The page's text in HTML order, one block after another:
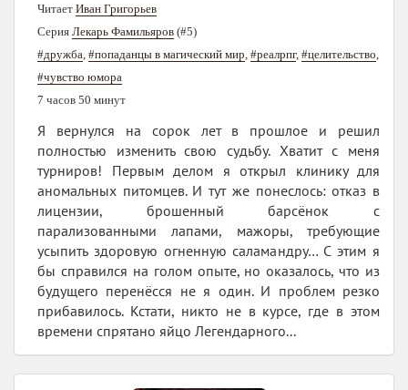
Читает Иван Григорьев
Серия Лекарь Фамильяров (#5)
#дружба #попаданцы в магический мир #реалрпг, #целительство
#чувство юмора
7 часов 50 минут
Я вернулся на сорок лет в прошлое и решил
полностью изменить свою судьбу. Хватит с меня
турниров! Первым делом я открыл клинику для
аномальных питомцев. И тут же понеслось: отказ в
лицензии, брошенный барсёнок с
парализованными лапами, мажоры, требующие
усыпить здоровую огненную саламандру… С этим я
бы справился на голом опыте, но оказалось, что из
будущего перенёсся не я один. И проблем резко
прибавилось. Кстати, никто не в курсе, где в этом
времени спрятано яйцо Легендарного...